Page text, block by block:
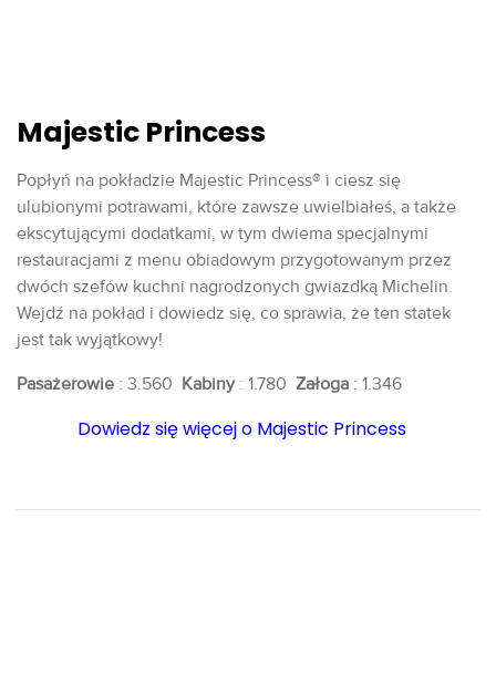
Majestic Princess
Popłyń na pokładzie Majestic Princess® i ciesz się
ulubionymi potrawami, które zawsze uwielbiałeś, a także
ekscytującymi dodatkami, w tym dwiema specjalnymi
restauracjami z menu obiadowym przygotowanym przez
dwóch szefów kuchni nagrodzonych gwiazdką Michelin.
Wejdź na pokład i dowiedz się, co sprawia, że ten statek
jest tak wyjątkowy!
Pasażerowie : 3.560 Kabiny: 1.780 Załoga : 1.346
Dowiedz się więcej o Majestic Princess